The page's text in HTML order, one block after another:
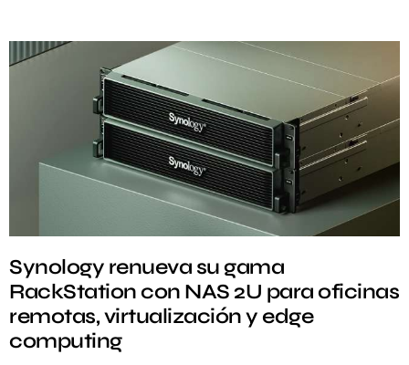
Synology renueva su gama
RackStation con NAS 2U para oficinas
remotas, virtualización y edge
computing